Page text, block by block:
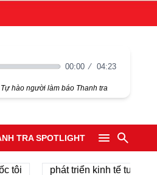
00:00 04:23
Tự hào người làm báo Thanh tra
TRA SPOTLIGHT
phát triển kinh tế tư nhân